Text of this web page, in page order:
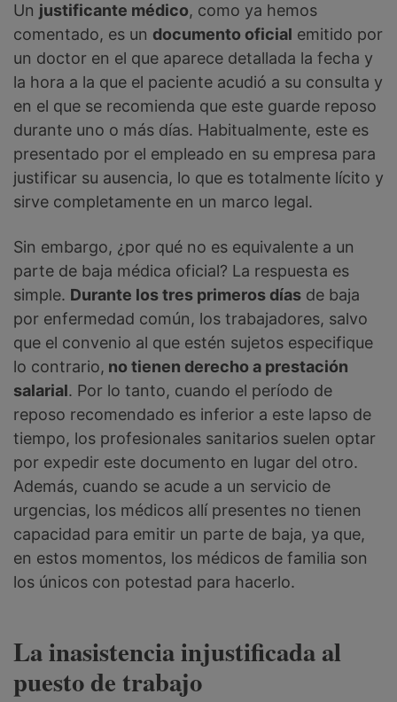
Un justificante médico, como ya hemos
comentado, es un documento oficial emitido por
un doctor en el que aparece detallada la fecha y
la hora a la que el paciente acudió a su consulta y
en el que se recomienda que este guarde reposo
durante uno o más días. Habitualmente, este es
presentado por el empleado en su empresa para
justificar su ausencia, lo que es totalmente lícito y
sirve completamente en un marco legal.
Sin embargo, ¿por qué no es equivalente a un
parte de baja médica oficial? La respuesta es
simple. Durante los tres primeros días de baja
por enfermedad común, los trabajadores, salvo
que el convenio al que estén sujetos especifique
lo contrario, no tienen derecho a prestación
salarial. Por lo tanto, cuando el período de
reposo recomendado es inferior a este lapso de
tiempo, los profesionales sanitarios suelen optar
por expedir este documento en lugar del otro.
Además, cuando se acude a un servicio de
urgencias, los médicos allí presentes no tienen
capacidad para emitir un parte de baja, ya que,
en estos momentos, los médicos de familia son
los únicos con potestad para hacerlo.
La inasistencia injustificada al
puesto de trabajo